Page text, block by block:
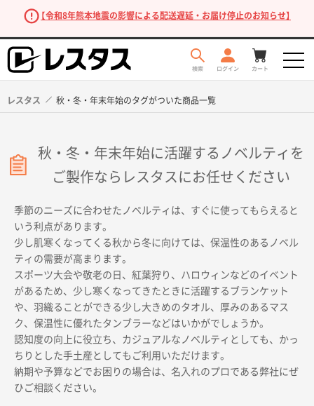
【令和8年熊本地震の影響による配送遅延・お届け停止のお知らせ】
商品を探す
レスタス 秋・冬・年末年始のタグがついた商品一覧
秋・冬・年末年始に活躍するノベルティを
ご製作ならレスタスにお任せください
季節のニーズに合わせたノベルティは、すぐに使ってもらえると
いう利点があります。
少し肌寒くなってくる秋から冬に向けては、保温性のあるノベル
ティの需要が高まります。
スポーツ大会や敬老の日、紅葉狩り、ハロウィンなどのイベント
があるため、少し寒くなってきたときに活躍するブランケット
や、羽織ることができる少し大きめのタオル、厚みのあるマス
ク、保温性に優れたタンブラーなどはいかがでしょうか。
認知度の向上に役立ち、カジュアルなノベルティとしても、かっ
ちりとした手土産としてもご利用いただけます。
納期や予算などでお困りの場合は、名入れのプロである弊社にぜ
ひご相談ください。